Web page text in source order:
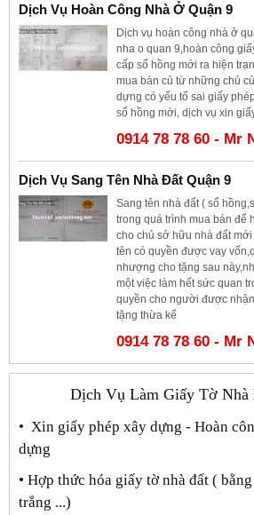
Dịch Vụ Hoàn Công Nhà Ở Quận 9
Dịch vụ hoàn công nhà ở
nha o quan 9,hoàn công
cấp sổ hồng mới ra hiện
mua bán củ từ những chủ
dựng có yếu tố sai giấy
sổ hồng mới, dịch vụ xin
0914 78 78 60 - Mr
Dịch Vụ Sang Tên Nhà Đất Quận 9
Sang tên nhà đất ( sổ
trong quá trình mua bán để
cho chủ sở hữu nhà đất
tên có quyền được vay
nhượng cho tặng sau
một việc làm hết sức quan
quyền cho người được
tặng thừa kế
0914 78 78 60 - Mr
Dịch Vụ Làm Giấy Tờ Nhà
• Xin giấy phép xây dựng - Hoàn
dựng
• Hợp thức hóa giấy tờ nhà đất (
trắng ...)